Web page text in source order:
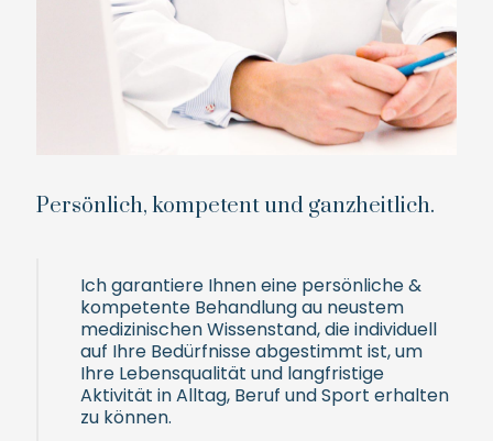
Persönlich, kompetent und ganzheitlich.
Ich garantiere Ihnen eine persönliche &
kompetente Behandlung au neustem
medizinischen Wissenstand, die individuell
auf Ihre Bedürfnisse abgestimmt ist, um
Ihre Lebensqualität und langfristige
Aktivität in Alltag, Beruf und Sport erhalten
zu können.